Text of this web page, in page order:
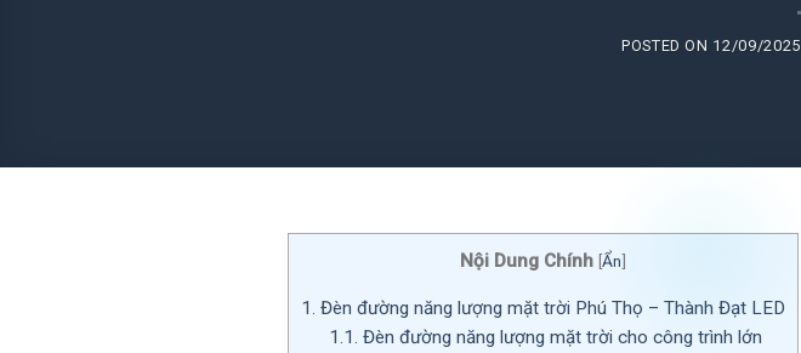
POSTED ON 12/09/2025
Nội Dung Chính [Ẩn]
1. Đèn đường năng lượng mặt trời Phú Thọ – Thành Đạt LED
1.1. Đèn đường năng lượng mặt trời cho công trình lớn